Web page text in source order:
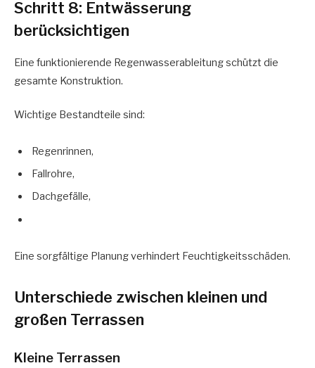
Schritt 8: Entwässerung
berücksichtigen
Eine funktionierende Regenwasserableitung schützt die
gesamte Konstruktion.
Wichtige Bestandteile sind:
Regenrinnen,
Fallrohre,
Dachgefälle,
Eine sorgfältige Planung verhindert Feuchtigkeitsschäden.
Unterschiede zwischen kleinen und
großen Terrassen
Kleine Terrassen